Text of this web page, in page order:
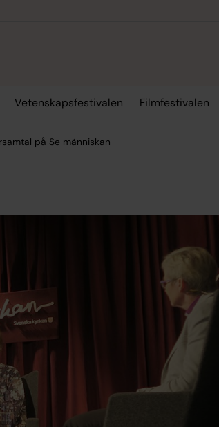
Vetenskapsfestivalen Filmfestivalen
på Se människan